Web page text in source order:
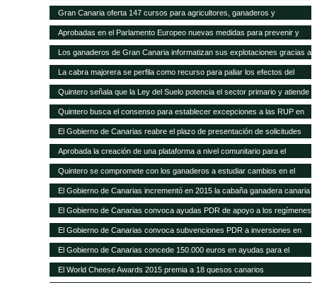
celebra del 21 al 24 de abril
Gran Canaria oferta 147 cursos para agricultores, ganaderos y
pescadores
Aprobadas en el Parlamento Europeo nuevas medidas para prevenir y
frenar las enfermedades animales
Los ganaderos de Gran Canaria informatizan sus explotaciones gracias a
una pionera aplicación gratuita del Cabildo
La cabra majorera se perfila como recurso para paliar los efectos del
cambio climático
Quintero señala que la Ley del Suelo potencia el sector primario y atiende
sus demandas
Quintero busca el consenso para establecer excepciones a las RUP en
los tratados internacionales
El Gobierno de Canarias reabre el plazo de presentación de solicitudes
para acogerse a las subvenciones a inversiones del PDR
Aprobada la creación de una plataforma a nivel comunitario para el
fomento del bienestar animal
Quintero se compromete con los ganaderos a estudiar cambios en el
POSEI
El Gobierno de Canarias incrementó en 2015 la cabaña ganadera canaria
con 1.297 novillas de otras ganaderías, a través de ayudas POSEI
El Gobierno de Canarias convoca ayudas PDR de apoyo a los regímenes
de calidad por valor de 353.000 euros
El Gobierno de Canarias convoca subvenciones PDR a inversiones en
explotaciones agrarias por 11 millones de euros
El Gobierno de Canarias concede 150.000 euros en ayudas para el
fomento de razas ganaderas autóctonas
El World Cheese Awards 2015 premia a 18 quesos canarios